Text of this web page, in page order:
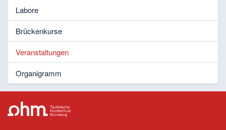
Labore
Brückenkurse
Veranstaltungen
Organigramm